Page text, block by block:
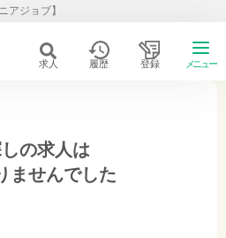
アジョブ】
求人 履歴 登録 メニュー
の求人は
ませんでした